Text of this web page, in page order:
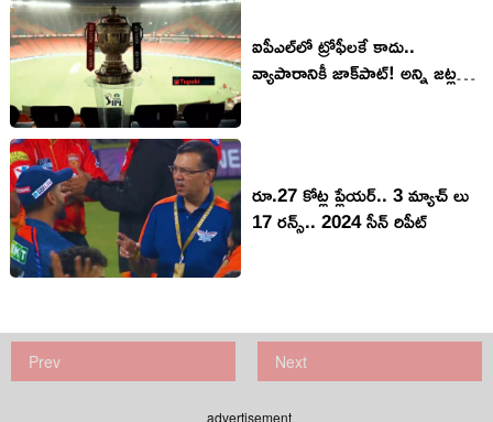
ఐపీఎల్‌లో ట్రోఫీలకే కాదు..
వ్యాపారానికీ జాక్‌పాట్! అన్ని జట్లకు
రూ.27 కోట్ల ప్లేయర్.. 3 మ్యాచ్ లు
17 రన్స్.. 2024 సీన్ రిపీట్
Prev Next
advertisement